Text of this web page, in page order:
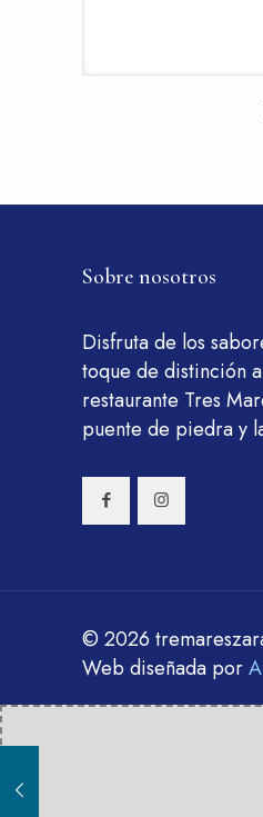
Sobre nosotros
Disfruta de los
toque de distinción
restaurante Tres
puente de piedra y
© 2026
Web diseñada por